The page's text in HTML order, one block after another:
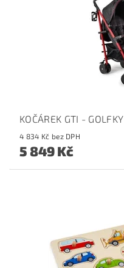
KOČÁREK GTI - GOLFKY
4 834 Kč bez DPH
5 849 Kč